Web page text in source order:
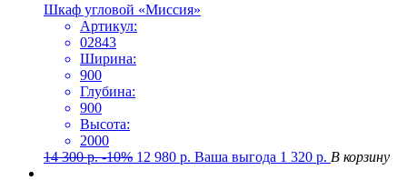
Шкаф угловой «Миссия»
Артикул:
02843
Ширина:
900
Глубина:
900
Высота:
2000
14 300р. -10% 12 980 р. Ваша выгода 1 320 р. В корзину